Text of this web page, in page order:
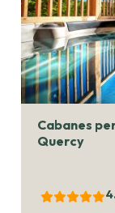
Cabanes
Quercy